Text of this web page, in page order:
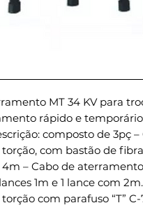
MT 34 KV para
rápido e
composto de 3pç
com bastão de
– Cabo de
1m e 1 lance com
com parafuso “T” C-